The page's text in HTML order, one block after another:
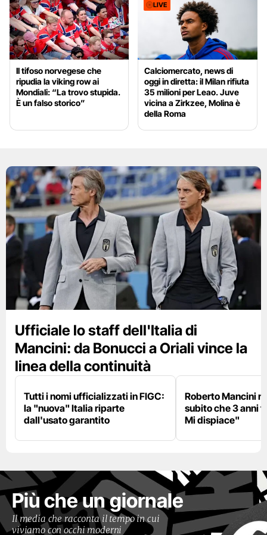
Il tifoso norvegese che
ripudia la viking row ai
Mondiali: “La trovo stupida.
È un falso storico”
LIVE
Calciomercato, news di
oggi in diretta: il Milan rifiuta
35 milioni per Leao. Juve
vicina a Zirkzee, Molina è
della Roma
Ufficiale lo staff dell'Italia di
Mancini: da Bonucci a Oriali vince la
linea della continuità
Tutti i nomi ufficializzati in FIGC:
la "nuova" Italia riparte
dall'usato garantito
Roberto Mancini
subito che 3 anni
Mi dispiace"
Più che un giornale
Il media che racconta il tempo in cui
viviamo con occhi moderni